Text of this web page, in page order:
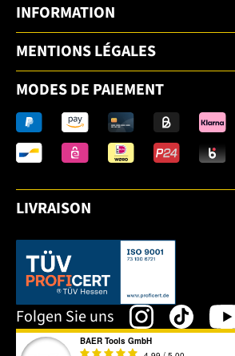
INFORMATION
MENTIONS LÉGALES
MODES DE PAIEMENT
LIVRAISON
Dieser Link öffnet sich in einem neuen
Folgen Sie uns